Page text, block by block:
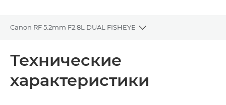
Canon RF 5.2mm F2.8L DUAL FISHEYE
Toggle breadcrumbs
Технические характеристики
Технические
характеристики